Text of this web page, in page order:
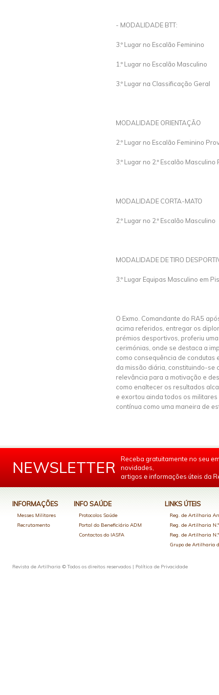
- MODALIDADE BTT:
3.º Lugar no Escalão Feminino
1.º Lugar no Escalão Masculino
3.º Lugar na Classificação Geral
MODALIDADE ORIENTAÇÃO
2.º Lugar no Escalão Feminino
3.º Lugar no 2.º Escalão
MODALIDADE CORTA-MATO
2.º Lugar no 2.º Escalão Masculino
MODALIDADE DE TIRO
3.º Lugar Equipas Masculino em
O Exmo. Comandante do RA5
acima referidos, entregar os
prémios desportivos, proferiu
cerimónias, onde se destaca a
como consequência de condutas
da missão diária, constituindo-se
relevância para a motivação e
como enaltecer os resultados
e exortou ainda todos os
contínua como uma maneira de
NEWSLETTER
Receba gratuitamente no seu
novidades,
artigos e informações úteis da
INFORMAÇÕES
Messes Militares
Recrutamento
INFO SAÚDE
Protocolos Saúde
Portal do Beneficiário ADM
Contactos do IASFA
LINKS ÚTEIS
Reg. de Artilharia
Reg. de Artilharia
Reg. de Artilharia
Grupo de Artilharia
Revista de Artilharia © Todos os direitos reservados | Política de Privacidade